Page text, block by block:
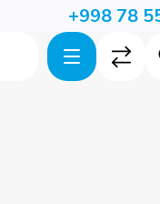
+998 78